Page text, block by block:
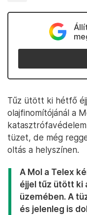
Tűz ütött ki hétfő
olajfinomítójánál a
tüzet, de még
oltás a helyszínen.
A Mol a Telex
éjjel tűz ütött ki
üzemében. A
és jelenleg is